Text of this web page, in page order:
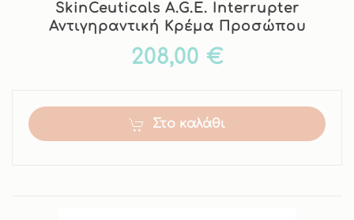
SkinCeuticals A.G.E. Interrupter
Αντιγηραντική Κρέμα Προσώπου
208,00 €
Στο καλάθι